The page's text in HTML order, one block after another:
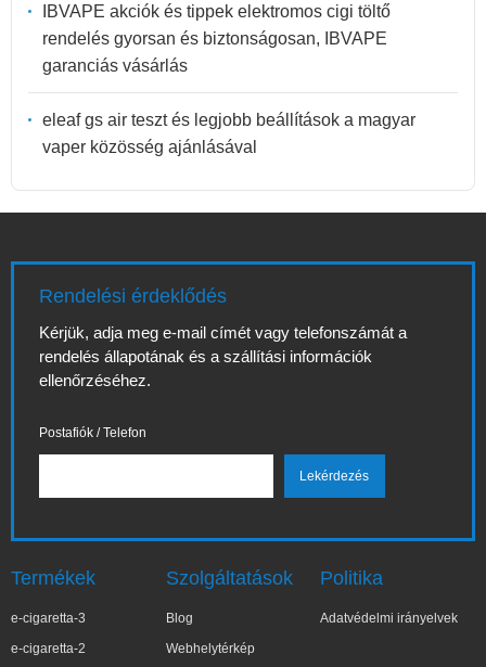
IBVAPE akciók és tippek elektromos cigi töltő
rendelés gyorsan és biztonságosan, IBVAPE
garanciás vásárlás
eleaf gs air teszt és legjobb beállítások a magyar
vaper közösség ajánlásával
Rendelési érdeklődés
Kérjük, adja meg e-mail címét vagy telefonszámát a
rendelés állapotának és a szállítási információk
ellenőrzéséhez.
Postafiók / Telefon
Termékek
e-cigaretta-3
e-cigaretta-2
Szolgáltatások
Blog
Webhelytérkép
Politika
Adatvédelmi irányelvek